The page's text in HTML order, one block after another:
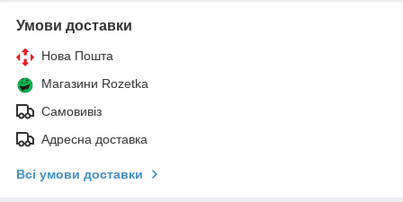
Умови доставки
Нова Пошта
Магазини Rozetka
Самовивіз
Адресна доставка
Всі умови доставки